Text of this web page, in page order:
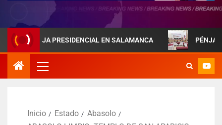
PRESIDENCIAL EN SALAMANCA PÉNJAMO
Inicio Estado
Abasolo